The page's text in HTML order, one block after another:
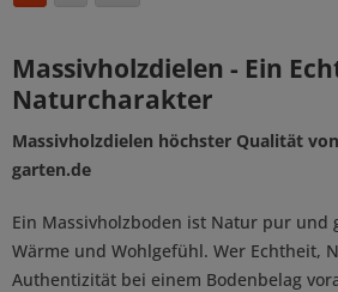
Massivholzdielen - Ein
Naturcharakter
Massivholzdielen höchster Qualität
garten.de
Ein Massivholzboden ist Natur pur und
Wärme und Wohlgefühl. Wer Echtheit,
Authentizität bei einem Bodenbelag